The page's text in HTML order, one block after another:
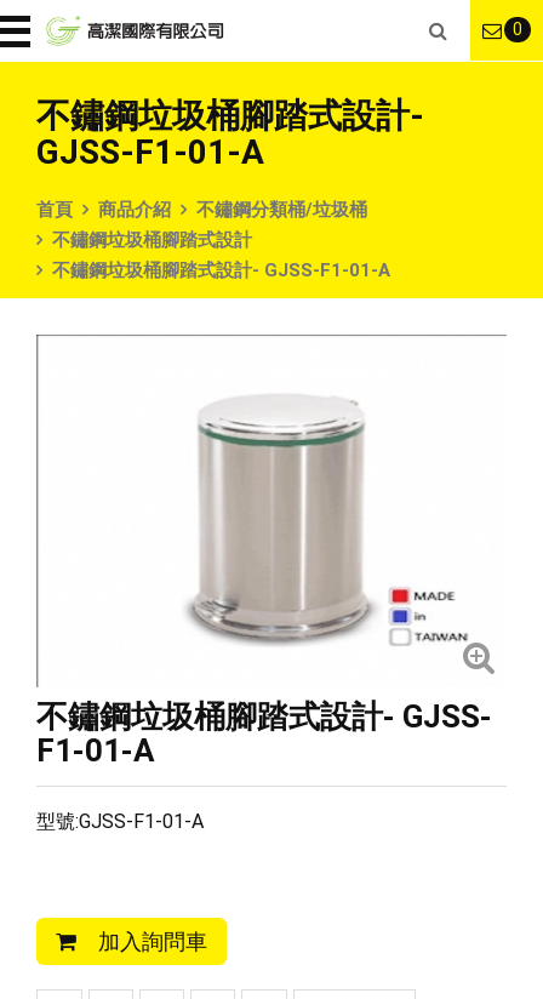
0
不鏽鋼垃圾桶腳踏式設計-
GJSS-F1-01-A
首頁 商品介紹
不鏽鋼分類桶/垃圾桶
不鏽鋼垃圾桶腳踏式設計
不鏽鋼垃圾桶腳踏式設計- GJSS-F1-01-A
不鏽鋼垃圾桶腳踏式設計- GJSS-
F1-01-A
型號:GJSS-F1-01-A
加入詢問車